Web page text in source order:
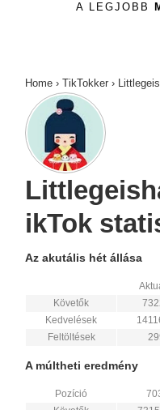
A LEGJOBB
Home › TikTokker ›
ikTok
Az akutális hét állása
Követők
Kedvelések
Feltöltések
A múltheti eredmény
Pozíció